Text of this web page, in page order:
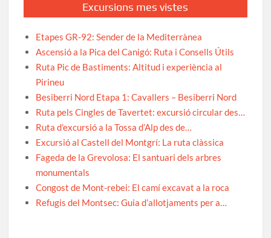
Excursions mes vistes
Etapes GR-92: Sender de la Mediterrànea
Ascensió a la Pica del Canigó: Ruta i Consells Útils
Ruta Pic de Bastiments: Altitud i experiència al
Pirineu
Besiberri Nord Etapa 1: Cavallers – Besiberri Nord
Ruta pels Cingles de Tavertet: excursió circular des…
Ruta d’excursió a la Tossa d’Alp des de…
Excursió al Castell del Montgrí: La ruta clàssica
Fageda de la Grevolosa: El santuari dels arbres
monumentals
Congost de Mont-rebei: El camí excavat a la roca
Refugis del Montsec: Guia d’allotjaments per a…